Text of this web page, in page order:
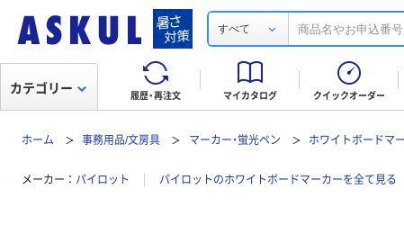
すべて
履歴・再注文 マイカタログ クイックオーダー
カテゴリー
ホーム 事務用品/文房具 マーカー・蛍光ペン ホワイトボードマ
メーカー パイロット パイロットのホワイトボードマーカーを全て見る